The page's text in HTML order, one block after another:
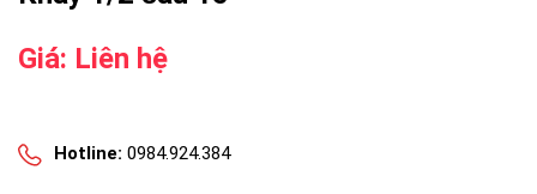
Giá: Liên hệ
Hotline: 0984.924.384